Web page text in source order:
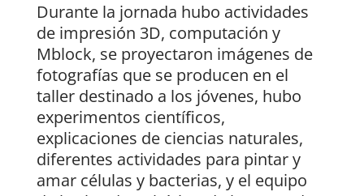
Durante la jornada hubo actividades
de impresión 3D, computación y
Mblock, se proyectaron imágenes de
fotografías que se producen en el
taller destinado a los jóvenes, hubo
experimentos científicos,
explicaciones de ciencias naturales,
diferentes actividades para pintar y
amar células y bacterias, y el equipo